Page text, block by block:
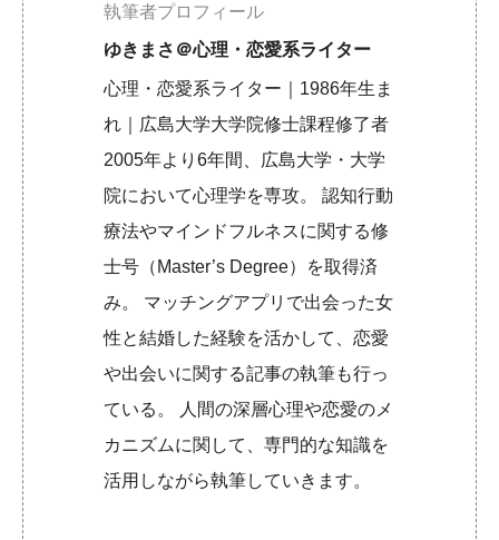
執筆者プロフィール
ゆきまさ＠心理・恋愛系ライター
心理・恋愛系ライター｜1986年生ま
れ｜広島大学大学院修士課程修了者
2005年より6年間、広島大学・大学
院において心理学を専攻。 認知行動
療法やマインドフルネスに関する修
士号（Master’s Degree）を取得済
み。 マッチングアプリで出会った女
性と結婚した経験を活かして、恋愛
や出会いに関する記事の執筆も行っ
ている。 人間の深層心理や恋愛のメ
カニズムに関して、専門的な知識を
活用しながら執筆していきます。